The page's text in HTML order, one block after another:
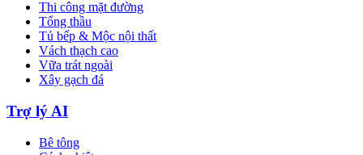
Thi công mặt đường
Tổng thầu
Tủ bếp & Mộc nội thất
Vách thạch cao
Vữa trát ngoài
Xây gạch đá
Trợ lý AI
Bê tông